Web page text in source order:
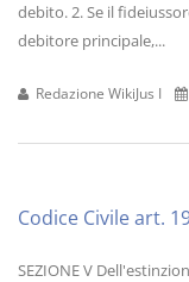
debito. 2. Se il
debitore principale,...
Redazione WikiJus I
Codice Civile art.
SEZIONE V